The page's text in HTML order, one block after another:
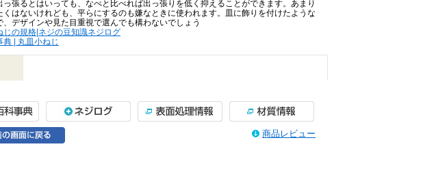
っ張るとはいっても、なべと比べれば出っ張りを低く抑えることができます。あまり
くはないけれども、平らにするのも嫌なときに使われます。皿に飾りを付けたような
、デザインや見た目重視で選んでも構わないでしょう
じの規格|ネジの豆知識ネジログ
典 | 丸皿小ねじ
商品レビュー